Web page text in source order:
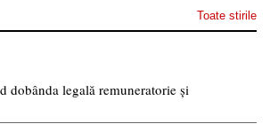
Toate stirile
dobânda legală remuneratorie și